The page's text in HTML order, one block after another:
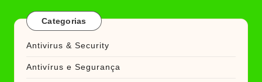
Categorias
Antivirus & Security
Antivírus e Segurança